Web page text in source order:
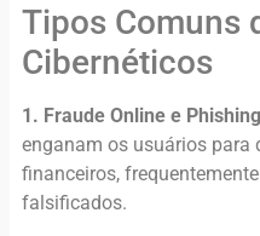
Tipos Comuns
Cibernéticos
1. Fraude Online e Phishing
enganam os usuários para
financeiros,
falsificados.